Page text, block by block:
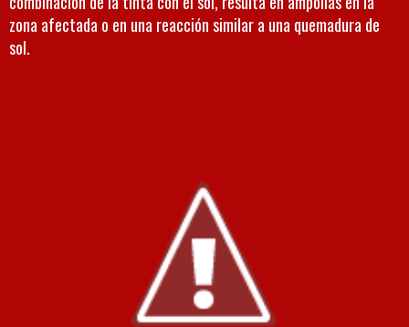
zona afectada o en una reacción similar a una quemadura de
sol.